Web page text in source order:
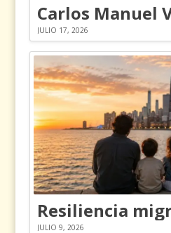
JULIO 17, 2026
JULIO 9, 2026